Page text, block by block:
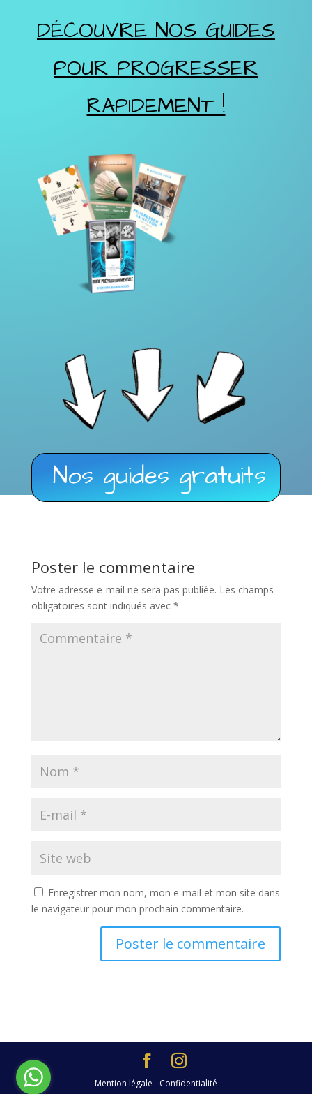
DÉCOUVRE NOS GUIDES
POUR PROGRESSER
RAPIDEMENT !
Nos guides gratuits
Poster le commentaire
Votre adresse e-mail ne sera pas publiée. Les champs
obligatoires sont indiqués avec *
Enregistrer mon nom, mon e-mail et mon site dans
le navigateur pour mon prochain commentaire.
Mention légale - Confidentialité